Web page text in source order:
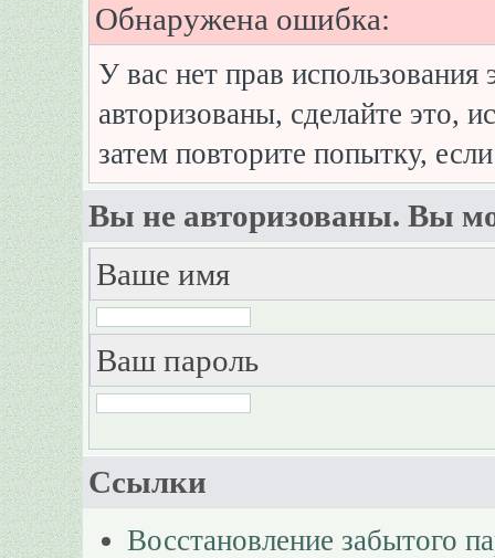
Обнаружена ошибка:
У вас нет прав
авторизованы, сделайте это,
затем повторите попытку,
Вы не авторизованы. Вы
Ваше имя
Ваш пароль
Ссылки
Восстановление забытого